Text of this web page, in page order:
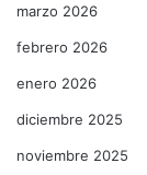
marzo 2026
febrero 2026
enero 2026
diciembre 2025
noviembre 2025